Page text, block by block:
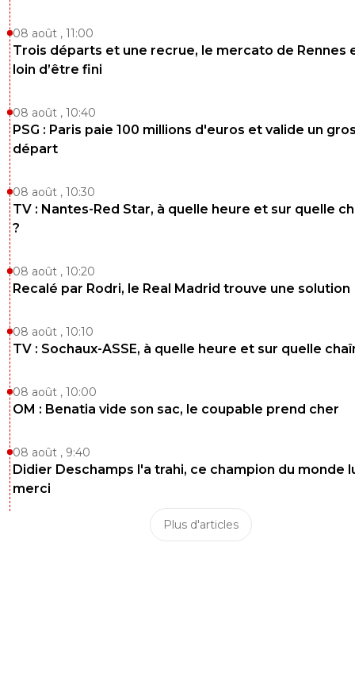
08 août , 11:00
Trois départs et une recrue, le mercato de Rennes
loin d’être fini
08 août , 10:40
PSG : Paris paie 100 millions d'euros et valide un
départ
08 août , 10:30
TV : Nantes-Red Star, à quelle heure et sur quelle
?
08 août , 10:20
Recalé par Rodri, le Real Madrid trouve une solution
08 août , 10:10
TV : Sochaux-ASSE, à quelle heure et sur quelle
08 août , 10:00
OM : Benatia vide son sac, le coupable prend cher
08 août , 9:40
Didier Deschamps l'a trahi, ce champion du monde
merci
Plus d'articles